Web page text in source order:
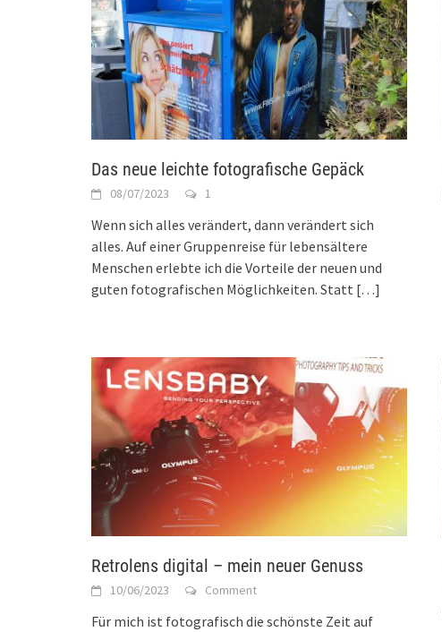
Das neue leichte fotografische Gepäck
08/07/2023 1
Wenn sich alles verändert, dann verändert sich
alles. Auf einer Gruppenreise für lebensältere
Menschen erlebte ich die Vorteile der neuen und
guten fotografischen Möglichkeiten. Statt […]
Retrolens digital – mein neuer Genuss
10/06/2023 Comment
Für mich ist fotografisch die schönste Zeit auf